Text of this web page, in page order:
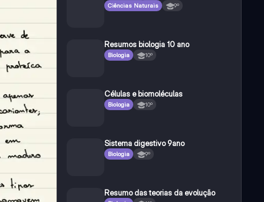
Ciências Naturais 9º
Resumos biologia 10 ano
Biologia 10º
Células e biomoléculas
Biologia 10º
Sistema digestivo 9ano
Biologia 9º
Resumo das teorias da evolução